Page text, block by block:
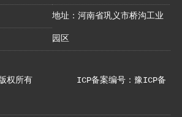
地址：河南省巩义市桥沟工业
园区
公司 版权所有 ICP备案编号：豫ICP备